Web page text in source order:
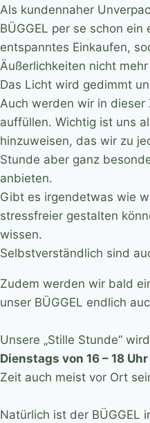
Als kundennaher
BÜGGEL per se schon
entspanntes Einkaufen,
Äußerlichkeiten nicht
Das Licht wird gedimmt
Auch werden wir in dieser
auffüllen. Wichtig ist uns
hinzuweisen, das wir zu
Stunde aber ganz
anbieten.
Gibt es irgendetwas wie
stressfreier gestalten
wissen.
Selbstverständlich sind
Zudem werden wir bald
unser BÜGGEL endlich
Unsere „Stille Stunde“
Dienstags von 16 – 18 Uhr
Zeit auch meist vor Ort
Natürlich ist der BÜGGEL